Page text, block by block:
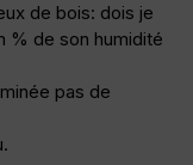
de bois: dois je
% de son humidité
pas de